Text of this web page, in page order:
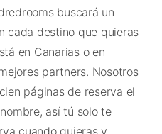
buscará un
cada destino que quieras
en Canarias o en
partners. Nosotros
páginas de reserva el
así tú solo te
cuando quieras y